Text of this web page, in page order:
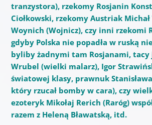
tranzystora), rzekomy Rosjanin
Ciołkowski, rzekomy Austriak
Woynich (Wojnicz), czy inni rzekomi
gdyby Polska nie popadła w ruską
byliby żadnymi tam Rosjanami, tacy
Wrubel (wielki malarz), Igor
światowej klasy, prawnuk
który rzucał bomby w cara), czy
ezoteryk Mikołaj Rerich (Raróg)
razem z Heleną Bławatską, itd.